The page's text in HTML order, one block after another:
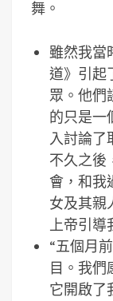
舞。
雖然我當
道》引起
眾。他們
的只是一
入討論了
不久之後
會，和我
女及其親
上帝引導
“五個月
目。我們
它開啟了